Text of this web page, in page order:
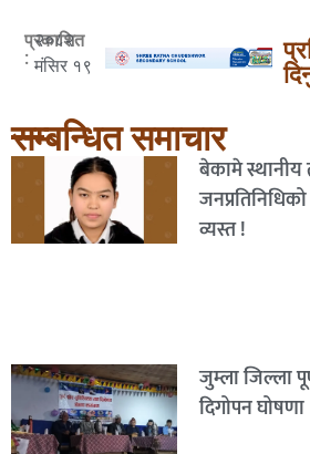
प्रकाशित
:
२०८२
मंसिर १९
सम्बन्धित समाचार
बेकामे स्थानीय
व्यस्त !
जुम्ला जिल्ला
दिगोपन घोषणा